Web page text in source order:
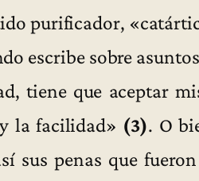
purificador,
escribe sobre
tiene que aceptar
la facilidad» (3). O
sus penas que